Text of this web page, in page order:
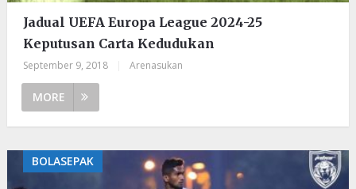
Jadual UEFA Europa League 2024-25
Keputusan Carta Kedudukan
September 9, 2018 Arenasukan
MORE
BOLASEPAK